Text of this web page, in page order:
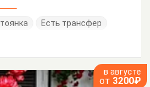
Есть трансфер
в августе
от 3200₽